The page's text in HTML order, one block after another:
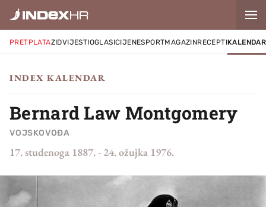
PRETPLATAZIDVIJESTIOGLASICIJENESPORTMAGAZINRECEPTIKALENDAR
INDEX KALENDAR
Bernard Law Montgomery
VOJSKOVOĐA
17. studenoga 1887.- 24. ožujka 1976.